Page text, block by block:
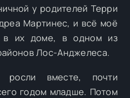
у родителей Терри
Мартинес, и всё моё
в их доме, в одном из
Лос-Анджелеса.
вместе, почти
годом младше. Потом